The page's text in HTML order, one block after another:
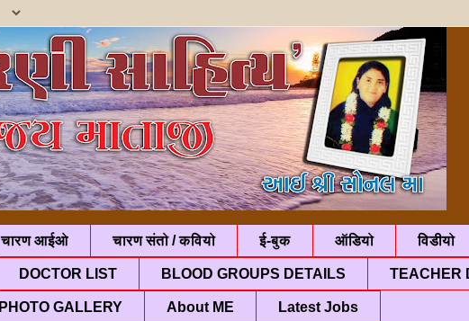
चारण आईओ चारण संतो / कवियो ई-बुक ऑडियो विडीयो
DOCTOR LIST BLOOD GROUPS DETAILS TEACHER
PHOTO GALLERY About ME Latest Jobs